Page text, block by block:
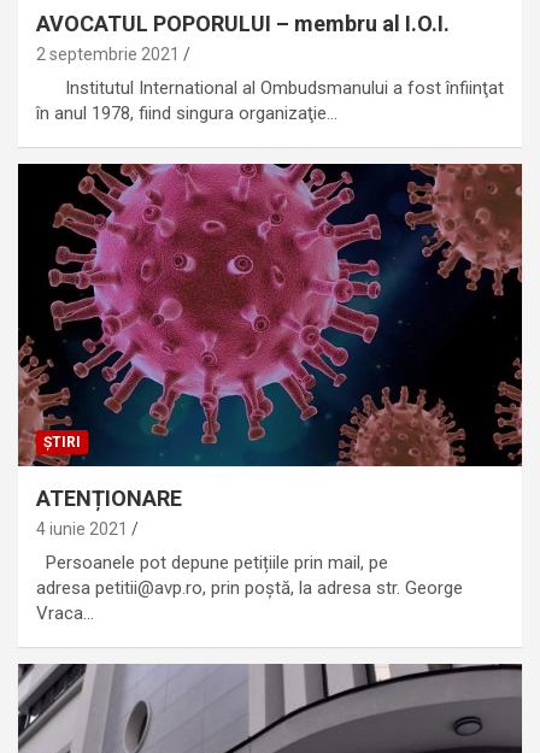
AVOCATUL POPORULUI – membru al I.O.I.
2 septembrie 2021
Institutul International al Ombudsmanului a fost înfiinţat
în anul 1978, fiind singura organizaţie…
ȘTIRI
ATENȚIONARE
4 iunie 2021
Persoanele pot depune petițiile prin mail, pe
adresa petitii@avp.ro, prin poștă, la adresa str. George
Vraca…